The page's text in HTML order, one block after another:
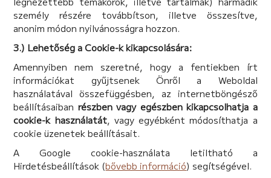
személy részére továbbítson, illetve összesítve,
anonim módon nyilvánosságra hozzon.
3.) Lehetőség a Cookie-k kikapcsolására:
Amennyiben nem szeretné, hogy a fentiekben írt
információkat gyűjtsenek Önről a Weboldal
használatával összefüggésben, az internetböngésző
beállításaiban részben vagy egészben kikapcsolhatja a
cookie-k használatát, vagy egyébként módosíthatja a
cookie üzenetek beállításait.
A Google cookie-használata letiltható a
Hirdetésbeállítások (bővebb információ) segítségével.